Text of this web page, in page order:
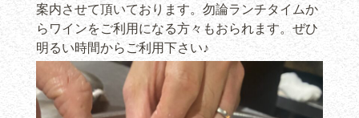
案内させて頂いております。勿論ランチタイムか
らワインをご利用になる方々もおられます。ぜひ
明るい時間からご利用下さい♪